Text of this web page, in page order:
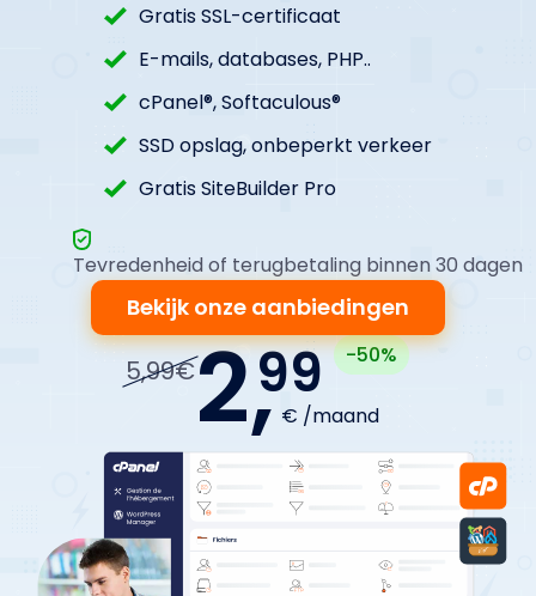
Gratis SSL-certificaat
E-mails, databases, PHP..
cPanel®, Softaculous®
SSD opslag, onbeperkt verkeer
Gratis SiteBuilder Pro
5,99€2,99
€ /maand
-50%
Bekijk onze aanbiedingen
Tevredenheid of terugbetaling binnen 30 dagen